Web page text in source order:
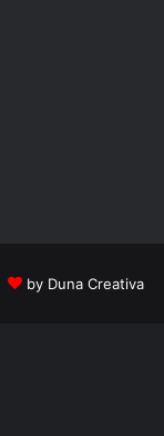
by Duna Creativa